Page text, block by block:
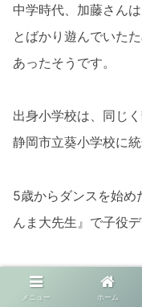
中学時代、加藤さん
とばかり遊んでいた
あったそうです。
出身小学校は、同じ
静岡市立葵小学校に統
5歳からダンスを始め
んま大先生』で子役
故郷静岡で培われた
の情熱が、彼の原点
メニュー ホーム